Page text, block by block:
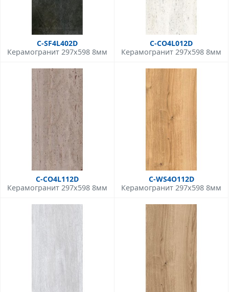
C-SF4L402D
Керамогранит 297x598 8мм
C-CO4L012D
Керамогранит 297x598 8мм
C-CO4L112D
Керамогранит 297x598 8мм
C-WS4O112D
Керамогранит 297x598 8мм